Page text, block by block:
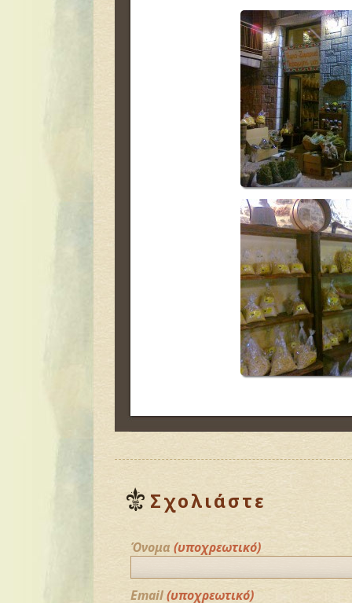
Σχολιάστε
Όνομα (υποχρεωτικό)
Email(υποχρεωτικό)